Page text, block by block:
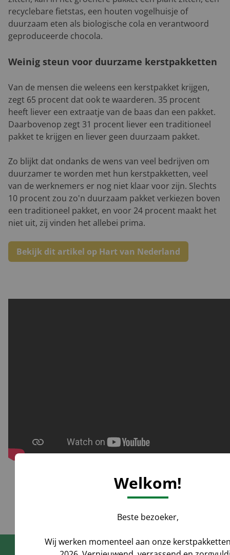
recyclebare fietstas, een houten vogelhuisje of
duurzaam eten als biologische cola en verantwoord
geproduceerde chocola.
Weinig steun voor duurzame kerstpakketten
Van de mensen die weleens een kerstpakket krijgen,
zegt 65 procent dat ook te waarderen. 35 procent
heeft liever een extraatje van de baas dan een pakket.
Daarbovenop zegt 31 procent liever een traditioneel
pakket te krijgen en liever geen duurzaam pakket.
Zo blijkt dat ondanks de wens van veel bedrijven om
duurzamer te worden met hun kerstpakketten, veel
van de werknemers er nog niet klaar voor zijn. Slechts
10 procent zou zo'n duurzaam pakket verkiezen boven
een traditioneel pakket, en voor 24 procent maakt het
niet uit, zij vinden het allebei prima.
Bekijk dit artikel op Hart van Nederland
Welkom!
Beste bezoeker,
Wij werken momenteel aan onze